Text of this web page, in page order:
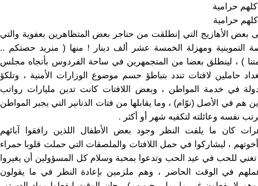
كلهم حرامية
حرامية
بعض الأهازيج التي إنطلقت من حناجر بعض المتظاهرين بعفوية والتي
التموينية ومهزلة الخمسة عشر ألف دينار ! منها ( منريد حصتكم ..
) ، لينطلق بعضا من المتجمهرين في ساحة الفردوس بأتجاه مجلس
حاملين لافتات تندد بتباطؤ حسم موضوع الوزارات الأمنية ، وتلكؤ
في خدمة المواطن ، وبعض اللافتات كانت تدين مليارات رواتب
هم في الأصل (نوّام) ، وما يقابلها من فتات الدنانير التي يجبر المواطن
نفسه وعائلته لتكفيه شهر أو أكثر .
كان ما يلفت النظر وجود بعض الأطفال اللذين رافقوا آبائهم
، ليشاركوا في حمل اللافتات والملصقات التي حملت قلوبا حمراء
تغني للحب في عيد الحب وتدعوا بمحبة وسلام كل المسؤولين أن يغيروا
في الوقت الحاضر ، وهم ملزمين بإعادة النظر في ما يقولون